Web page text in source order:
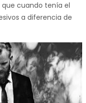
que cuando tenía el
a diferencia de